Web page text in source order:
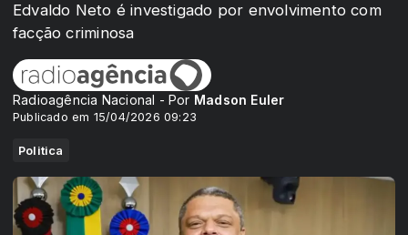
Edvaldo Neto é investigado por envolvimento com
facção criminosa
Radioagência Nacional - Por Madson Euler
Publicado em 15/04/2026 09:23
Politica